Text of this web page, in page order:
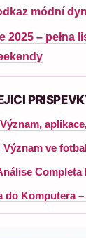
módní
2025 – pełna
Význam ve
do Komputera